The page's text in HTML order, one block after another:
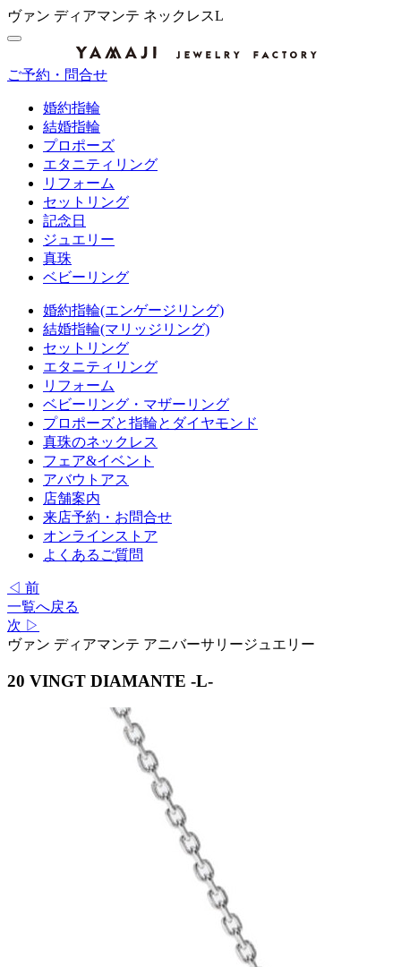
ヴァン ディアマンテ ネックレスL
ご予約・問合せ
婚約指輪
結婚指輪
プロポーズ
エタニティリング
リフォーム
セットリング
記念日
ジュエリー
真珠
ベビーリング
婚約指輪(エンゲージリング)
結婚指輪(マリッジリング)
セットリング
エタニティリング
リフォーム
ベビーリング・マザーリング
プロポーズと指輪とダイヤモンド
真珠のネックレス
フェア&イベント
アバウトアス
店舗案内
来店予約・お問合せ
オンラインストア
よくあるご質問
◁ 前
一覧へ戻る
次 ▷
ヴァン ディアマンテ アニバーサリージュエリー
20 VINGT DIAMANTE -L-